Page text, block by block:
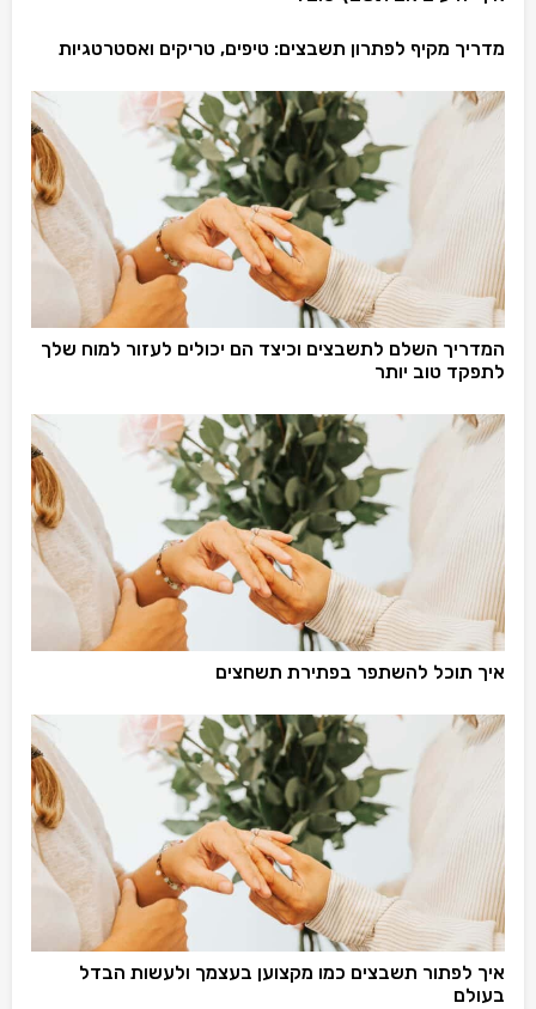
מדריך מקיף לפתרון תשבצים: טיפים, טריקים ואסטרטגיות
המדריך השלם לתשבצים וכיצד הם יכולים לעזור למוח שלך
לתפקד טוב יותר
איך תוכל להשתפר בפתירת תשחצים
איך לפתור תשבצים כמו מקצוען בעצמך ולעשות הבדל
בעולם